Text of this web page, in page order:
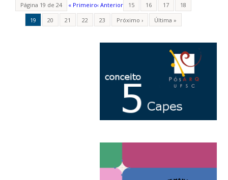
Página 19 de 24 « Primeiro‹ Anterior 15 16 17
18
19
20 21 22 23 Próximo › Última »